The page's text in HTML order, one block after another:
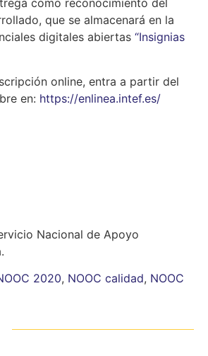
como reconocimiento del
que se almacenará en la
digitales abiertas “Insignias
online, entra a partir del
en: https://enlinea.intef.es/
Nacional de Apoyo
2020, NOOC calidad, NOOC